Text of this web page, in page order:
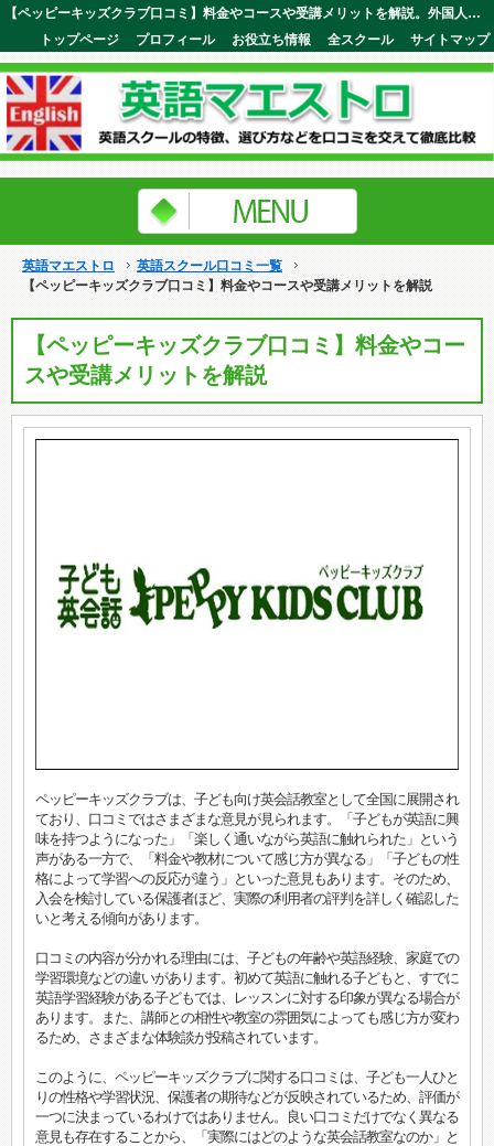
【ペッピーキッズクラブ口コミ】料金やコースや受講メリットを解説。外国人講師と日本人講師の両方が受けられるから刺激的！英語マエストロ
サイトマップ
全スクール
お役立ち情報
プロフィール
トップページ
英語マエストロ
英語スクール口コミ一覧
【ペッピーキッズクラブ口コミ】料金やコースや受講メリットを解説
【ペッピーキッズクラブ口コミ】料金やコー
スや受講メリットを解説
ペッピーキッズクラブは、子ども向け英会話教室として全国に展開され
ており、口コミではさまざまな意見が見られます。「子どもが英語に興
味を持つようになった」「楽しく通いながら英語に触れられた」という
声がある一方で、「料金や教材について感じ方が異なる」「子どもの性
格によって学習への反応が違う」といった意見もあります。そのため、
入会を検討している保護者ほど、実際の利用者の評判を詳しく確認した
いと考える傾向があります。
口コミの内容が分かれる理由には、子どもの年齢や英語経験、家庭での
学習環境などの違いがあります。初めて英語に触れる子どもと、すでに
英語学習経験がある子どもでは、レッスンに対する印象が異なる場合が
あります。また、講師との相性や教室の雰囲気によっても感じ方が変わ
るため、さまざまな体験談が投稿されています。
このように、ペッピーキッズクラブに関する口コミは、子ども一人ひと
りの性格や学習状況、保護者の期待などが反映されているため、評価が
一つに決まっているわけではありません。良い口コミだけでなく異なる
意見も存在することから、「実際にはどのような英会話教室なのか」と